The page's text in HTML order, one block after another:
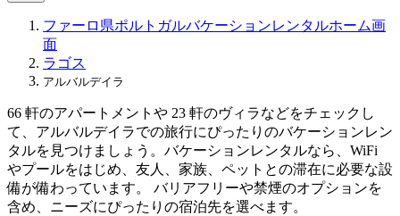
ファーロ県ポルトガルバケーションレンタルホーム画
面
ラゴス
アルバルデイラ
66 軒のアパートメントや 23 軒のヴィラなどをチェックし
て、アルバルデイラでの旅行にぴったりのバケーションレン
タルを見つけましょう。バケーションレンタルなら、WiFi
やプールをはじめ、友人、家族、ペットとの滞在に必要な設
備が備わっています。 バリアフリーや禁煙のオプションを
含め、ニーズにぴったりの宿泊先を選べます。